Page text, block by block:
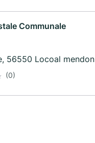
Communale
56550 Locoal mendon
(0)